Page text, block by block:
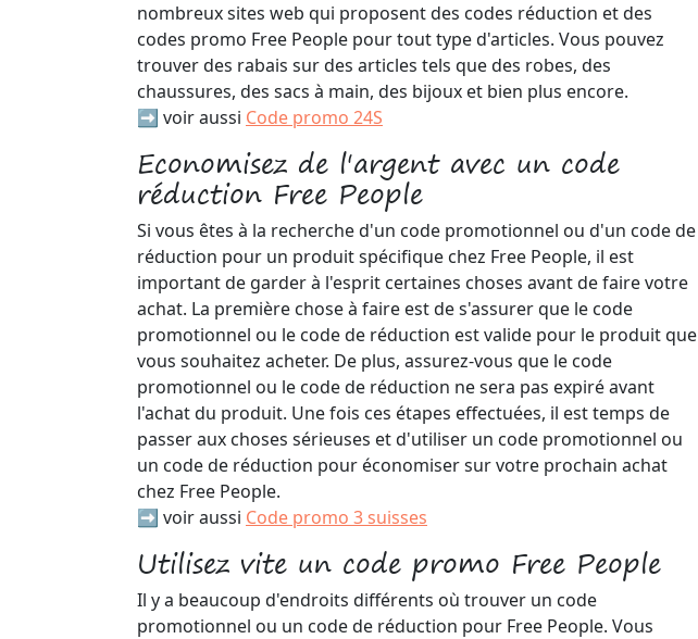
nombreux sites web qui proposent des codes réduction et des
codes promo Free People pour tout type d'articles. Vous pouvez
trouver des rabais sur des articles tels que des robes, des
chaussures, des sacs à main, des bijoux et bien plus encore.
➡️ voir aussi Code promo 24S
Economisez de l'argent avec un code
réduction Free People
Si vous êtes à la recherche d'un code promotionnel ou d'un code de
réduction pour un produit spécifique chez Free People, il est
important de garder à l'esprit certaines choses avant de faire votre
achat. La première chose à faire est de s'assurer que le code
promotionnel ou le code de réduction est valide pour le produit que
vous souhaitez acheter. De plus, assurez-vous que le code
promotionnel ou le code de réduction ne sera pas expiré avant
l'achat du produit. Une fois ces étapes effectuées, il est temps de
passer aux choses sérieuses et d'utiliser un code promotionnel ou
un code de réduction pour économiser sur votre prochain achat
chez Free People.
➡️ voir aussi Code promo 3 suisses
Utilisez vite un code promo Free People
Il y a beaucoup d'endroits différents où trouver un code
promotionnel ou un code de réduction pour Free People. Vous